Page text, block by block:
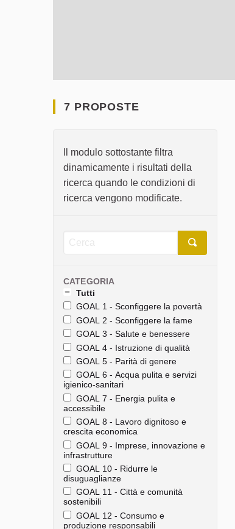
7 PROPOSTE
Il modulo sottostante filtra
dinamicamente i risultati della
ricerca quando le condizioni di
ricerca vengono modificate.
CATEGORIA
Tutti
GOAL 1 - Sconfiggere la povertà
GOAL 2 - Sconfiggere la fame
GOAL 3 - Salute e benessere
GOAL 4 - Istruzione di qualità
GOAL 5 - Parità di genere
GOAL 6 - Acqua pulita e servizi
igienico-sanitari
GOAL 7 - Energia pulita e
accessibile
GOAL 8 - Lavoro dignitoso e
crescita economica
GOAL 9 - Imprese, innovazione e
infrastrutture
GOAL 10 - Ridurre le
disuguaglianze
GOAL 11 - Città e comunità
sostenibili
GOAL 12 - Consumo e
produzione responsabili